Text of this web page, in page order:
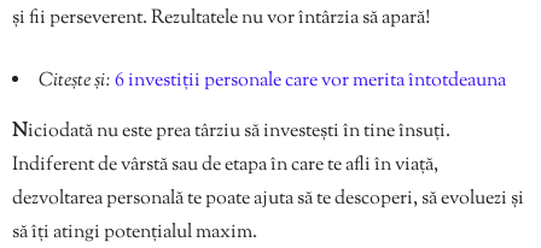
și fii perseverent. Rezultatele nu vor întârzia să apară!
Citește și:6 investiții personale care vor merita întotdeauna
Niciodată nu este prea târziu să investești în tine însuți.
Indiferent de vârstă sau de etapa în care te afli în viață,
dezvoltarea personală te poate ajuta să te descoperi, să evoluezi și
să îți atingi potențialul maxim.